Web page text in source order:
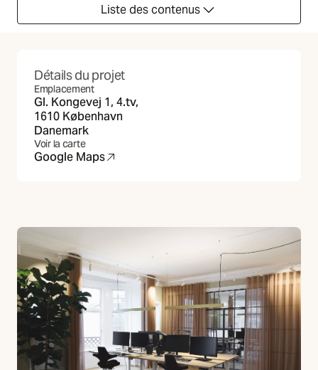
Liste des contenus
Détails du projet
Emplacement
Gl. Kongevej 1, 4.tv,
1610 København
Danemark
Voir la carte
Google Maps
(S'ouvre dans un nouvel onglet)